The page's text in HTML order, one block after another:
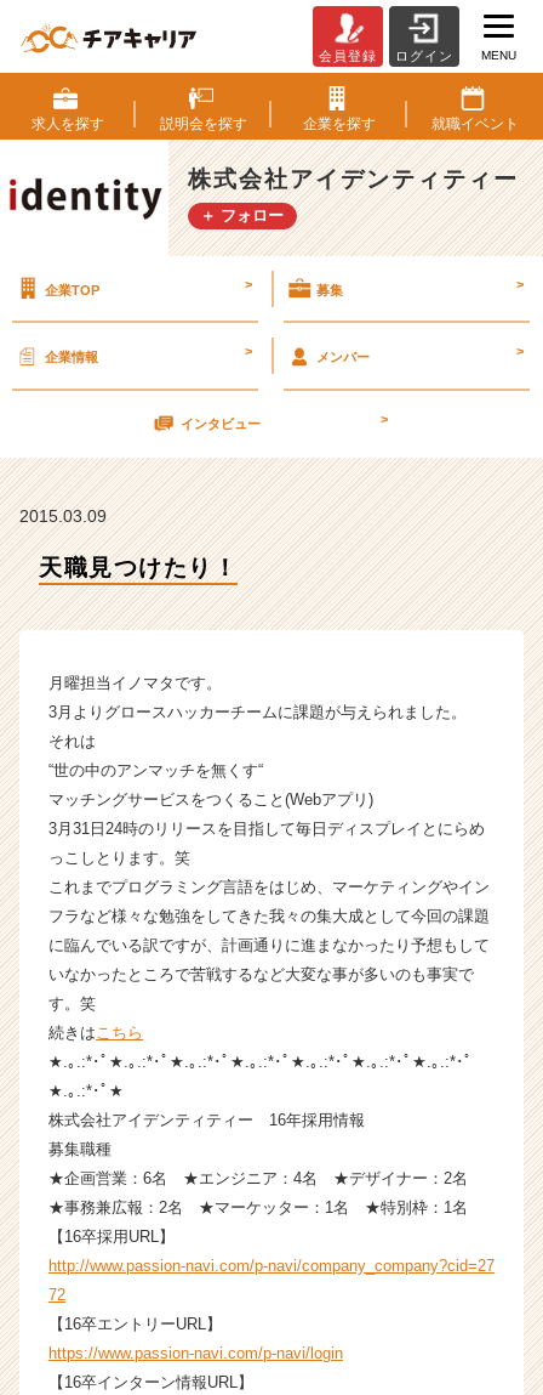
職
見
つ
け
た
り！
社
デ
ン
の
イ
ラ
イ
ベ
ン
チ
ー・
成
企
業
ス
ウ
届
く
活
イ
チ
会員登録 ログイン MENU
求人を探す 説明会を探す 企業を探す 就職イベント
株式会社アイデンティティー
＋ フォロー
企業TOP > 募集 >
企業情報 > メンバー >
インタビュー >
2015.03.09
天職見つけたり！
月曜担当イノマタです。
3月よりグロースハッカーチームに課題が与えられました。
それは
“世の中のアンマッチを無くす“
マッチングサービスをつくること(Webアプリ)
3月31日24時のリリースを目指して毎日ディスプレイとにらめ
っこしとります。笑
これまでプログラミング言語をはじめ、マーケティングやイン
フラなど様々な勉強をしてきた我々の集大成として今回の課題
に臨んでいる訳ですが、計画通りに進まなかったり予想もして
いなかったところで苦戦するなど大変な事が多いのも事実で
す。笑
続きは こちら
★.｡.:*･ﾟ★.｡.:*･ﾟ★.｡.:*･ﾟ★.｡.:*･ﾟ★.｡.:*･ﾟ★.｡.:*･ﾟ★.｡.:*･ﾟ
★.｡.:*･ﾟ★
株式会社アイデンティティー 16年採用情報
募集職種
★企画営業：6名 ★エンジニア：4名 ★デザイナー：2名
★事務兼広報：2名 ★マーケッター：1名 ★特別枠：1名
【16卒採用URL】
http://www.passion-navi.com/p-navi/company_company?cid=27
72
【16卒エントリーURL】
https://www.passion-navi.com/p-navi/login
【16卒インターン情報URL】